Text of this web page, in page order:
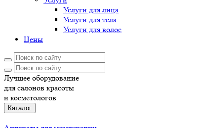
Услуги для лица
Услуги для тела
Услуги для волос
Цены
Лучшее оборудование
для салонов красоты
и косметологов
Каталог